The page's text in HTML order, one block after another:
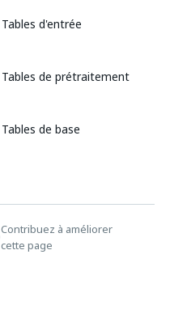
Tables d'entrée
Tables de prétraitement
Tables de base
Contribuez à améliorer
cette page